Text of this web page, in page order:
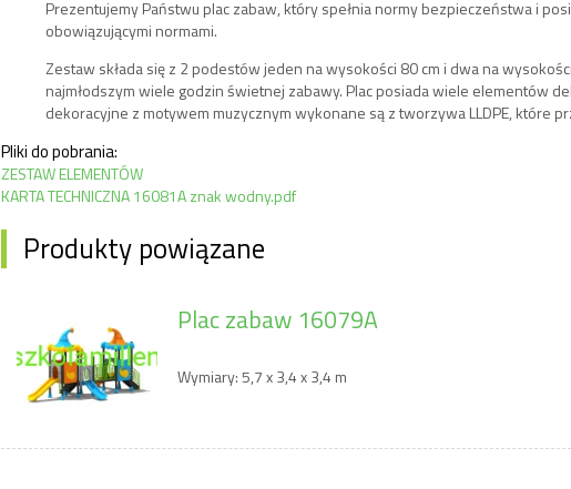
Przesuwanka Piłki KD10
Przesuwanka Piłki małe i
Prezentujemy Państwu plac zabaw, który spełnia normy bezpieczeństwa i
obowiązującymi normami.
Zestaw składa się z 2 podestów jeden na wysokości 80 cm i dwa na
najmłodszym wiele godzin świetnej zabawy. Plac posiada wiele elementów
dekoracyjne z motywem muzycznym wykonane są z tworzywa LLDPE, które
Pliki do pobrania:
ZESTAW ELEMENTÓW
KARTA TECHNICZNA 16081A znak wodny.pdf
Produkty powiązane
Plac zabaw 16079A
Wymiary: 5,7 x 3,4 x 3,4 m